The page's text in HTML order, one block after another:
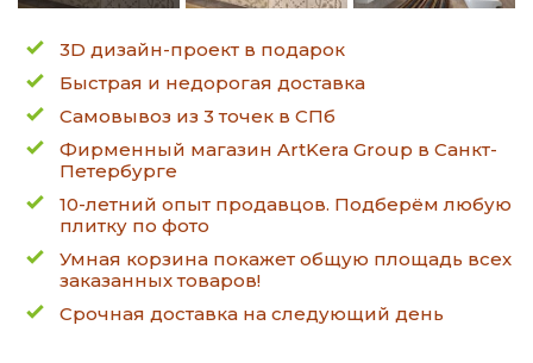
3D дизайн-проект в подарок
Быстрая и недорогая доставка
Самовывоз из 3 точек в СПб
Фирменный магазин ArtKera Group в Санкт-
Петербурге
10-летний опыт продавцов. Подберём любую
плитку по фото
Умная корзина покажет общую площадь всех
заказанных товаров!
Срочная доставка на следующий день